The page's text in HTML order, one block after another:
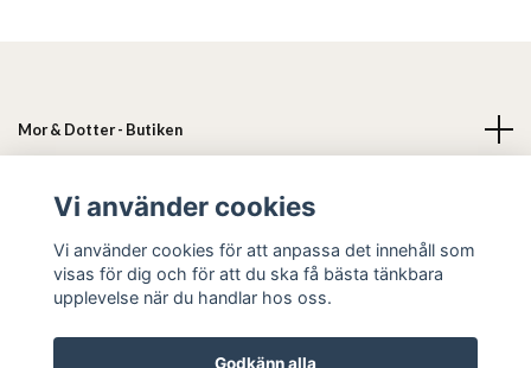
Mor & Dotter - Butiken
Sociala medier
Vi använder cookies
Vi använder cookies för att anpassa det innehåll som
visas för dig och för att du ska få bästa tänkbara
upplevelse när du handlar hos oss.
Godkänn alla